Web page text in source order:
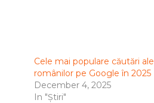
Cele mai populare căutări ale
românilor pe Google în 2025
December 4, 2025
In "Știri"